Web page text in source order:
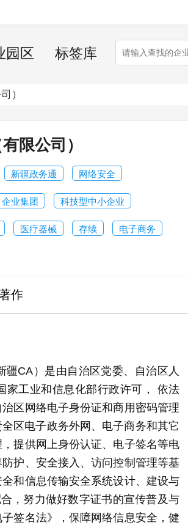
园区 标签库
）
限公司）
新疆政务通 网络安全
企业集团 科技型中小企业
医疗器械 存续 电子商务
作
CA）是由自治区党委、自治区人
家工业和信息化部行政许可， 依法
区网络电子身份证和商用密码管理
区电子政务外网、电子商务和其它
提供网上身份认证、电子签名等电
护、安全接入、访问控制管理等基
和信息传输安全系统设计、建设与
，努力做好数字证书的宣传普及与
签名法》，保障网络信息安全，健